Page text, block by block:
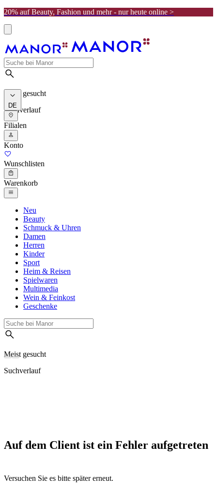
20% auf Beauty, Fashion und mehr - nur heute online >
Meist gesucht
Suchverlauf
DE
Filialen
Konto
Wunschlisten
Warenkorb
Neu
Beauty
Schmuck & Uhren
Damen
Herren
Kinder
Sport
Heim & Reisen
Spielwaren
Multimedia
Wein & Feinkost
Geschenke
Meist gesucht
Suchverlauf
Auf dem Client ist ein Fehler aufgetreten
Versuchen Sie es bitte später erneut.